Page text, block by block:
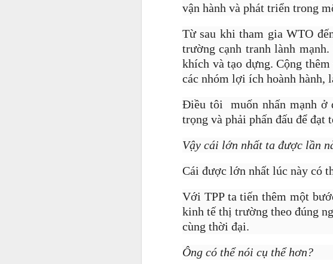
vận hành và phát triển trong
Từ sau khi tham gia WTO
trường cạnh tranh lành
khích và tạo dựng. Cộng
các nhóm lợi ích hoành hành,
Điều tôi muốn nhấn mạnh ở
trọng và phải phấn đấu để
Vậy cái lớn nhất ta được lần
Cái được lớn nhất lúc này có
Với TPP ta tiến thêm một
kinh tế thị trường theo đúng
cùng thời đại.
Ông có thể nói cụ thể hơn?